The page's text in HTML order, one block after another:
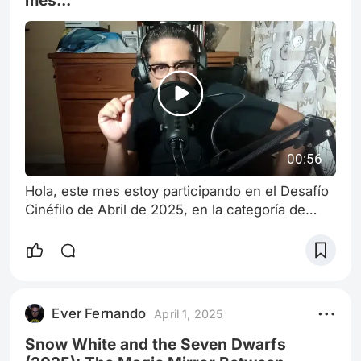
00:56
Hola, este mes estoy participando en el Desafío
Cinéfilo de Abril de 2025, en la categoría de
llamado: El Resplandor en Toy Story: El terror
Ever Fernando
April 1, 2025
Snow White and the Seven Dwarfs